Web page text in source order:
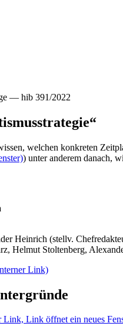
— hib 391/2022
welchen konkreten
) unter anderem danach,
Heinrich (stellv.
Helmut Stoltenberg,
Link)
Link, Link öffnet ein neues